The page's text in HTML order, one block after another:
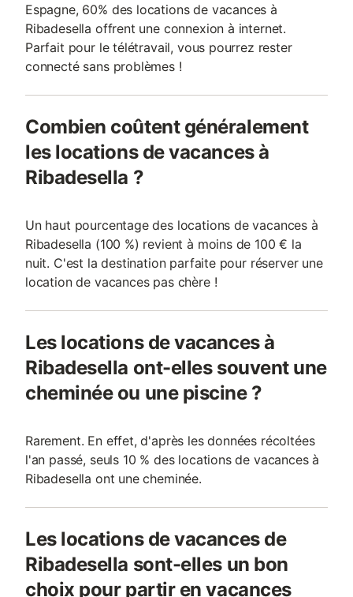
Espagne, 60% des locations de vacances à
Ribadesella offrent une connexion à internet.
Parfait pour le télétravail, vous pourrez rester
connecté sans problèmes !
Combien coûtent généralement
les locations de vacances à
Ribadesella ?
Un haut pourcentage des locations de vacances à
Ribadesella (100 %) revient à moins de 100 € la
nuit. C'est la destination parfaite pour réserver une
location de vacances pas chère !
Les locations de vacances à
Ribadesella ont-elles souvent une
cheminée ou une piscine ?
Rarement. En effet, d'après les données récoltées
l'an passé, seuls 10 % des locations de vacances à
Ribadesella ont une cheminée.
Les locations de vacances de
Ribadesella sont-elles un bon
choix pour partir en vacances